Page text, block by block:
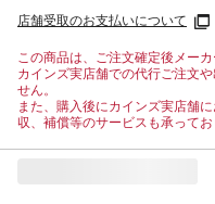
店舗受取のお支払いについて
この商品は、ご注文確定後メー
カインズ実店舗での代行ご注文
せん。
また、購入後にカインズ実店舗
収、補償等のサービスも承ってお